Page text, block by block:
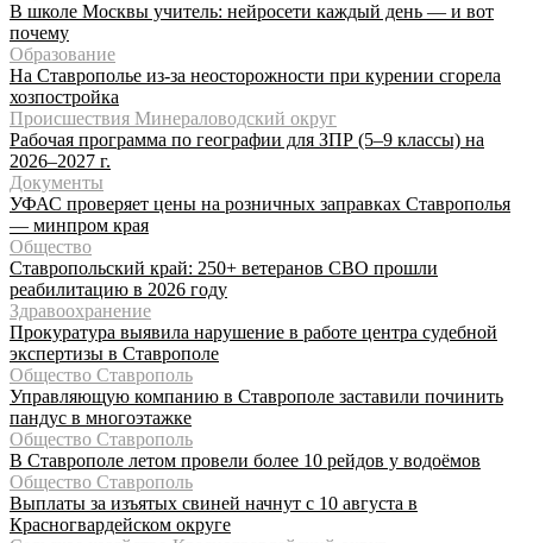
В школе Москвы учитель: нейросети каждый день — и вот
почему
Образование
На Ставрополье из-за неосторожности при курении сгорела
хозпостройка
Происшествия Минераловодский округ
Рабочая программа по географии для ЗПР (5–9 классы) на
2026–2027 г.
Документы
УФАС проверяет цены на розничных заправках Ставрополья
— минпром края
Общество
Ставропольский край: 250+ ветеранов СВО прошли
реабилитацию в 2026 году
Здравоохранение
Прокуратура выявила нарушение в работе центра судебной
экспертизы в Ставрополе
Общество Ставрополь
Управляющую компанию в Ставрополе заставили починить
пандус в многоэтажке
Общество Ставрополь
В Ставрополе летом провели более 10 рейдов у водоёмов
Общество Ставрополь
Выплаты за изъятых свиней начнут с 10 августа в
Красногвардейском округе